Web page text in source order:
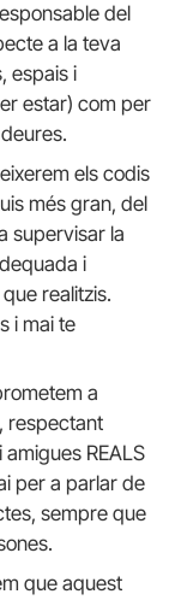
del
a la teva
espais i
estar) com per
els codis
més gran, del
supervisar la
i
realitzis.
i mai te
a
respectant
REALS
per a parlar de
sempre que
que aquest